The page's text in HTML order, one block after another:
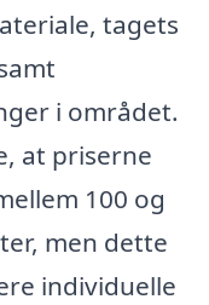
tagets
i området.
at priserne
100 og
men dette
individuelle